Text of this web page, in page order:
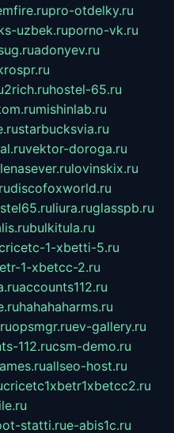
pro-otdelky.ru
uzbek.ruporno-vk.ru
adonyev.ru
2rich.ruhostel-65.ru
mishinlab.ru
starbucksvia.ru
vektor-doroga.ru
lenasever.rulovinskix.ru
discofoxworld.ru
liura.ruglasspb.ru
bulkitula.ru
1-xbetti-5.ru
1-xbetcc-2.ru
accounts112.ru
hahahaharms.ru
opsmgr.ruev-gallery.ru
112.rucsm-demo.ru
allseo-host.ru
cricetc1xbetr1xbetcc2.ru
statti.rue-abis1c.ru